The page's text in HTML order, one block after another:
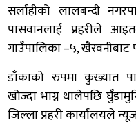
सर्लाहीको लालबन्दी
पासवानलाई प्रहरीले
गाउँपालिका –५, खैरवनीबाट
डाँकाको रुपमा कुख्यात
खोज्दा भाग्न थालेपछि
जिल्ला प्रहरी कार्यालयले